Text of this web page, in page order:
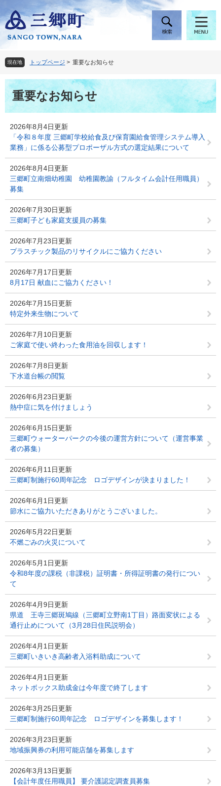
ー
ジ
頭
で
す
ニ
ュ
飛
ば
し
現在地 トップページ > 重要なお知らせ
本
文重要なお知らせ
2026年8月4日更新
「令和８年度 三郷町学校給食及び保育園給食管理システム導入
業務」に係る公募型プロポーザル方式の選定結果について
2026年8月4日更新
三郷町立南畑幼稚園 幼稚園教諭（フルタイム会計任用職員）
募集
2026年7月30日更新
三郷町子ども家庭支援員の募集
2026年7月23日更新
プラスチック製品のリサイクルにご協力ください
2026年7月17日更新
8月17日 献血にご協力ください！
2026年7月15日更新
特定外来生物について
2026年7月10日更新
ご家庭で使い終わった食用油を回収します！
2026年7月8日更新
下水道台帳の閲覧
2026年6月23日更新
熱中症に気を付けましょう
2026年6月15日更新
三郷町ウォーターパークの今後の運営方針について（運営事業
者の募集）
2026年6月11日更新
三郷町制施行60周年記念 ロゴデザインが決まりました！
2026年6月1日更新
節水にご協力いただきありがとうございました。
2026年5月22日更新
不燃ごみの火災について
2026年5月1日更新
令和8年度の課税（非課税）証明書・所得証明書の発行につい
て
2026年4月9日更新
県道 王寺三郷斑鳩線（三郷町立野南1丁目）路面変状による
通行止めについて（3月28日住民説明会）
2026年4月1日更新
三郷町いきいき高齢者入浴料助成について
2026年4月1日更新
ネットボックス助成金は今年度で終了します
2026年3月25日更新
三郷町制施行60周年記念 ロゴデザインを募集します！
2026年3月23日更新
地域振興券の利用可能店舗を募集します
2026年3月13日更新
【会計年度任用職員】 要介護認定調査員募集